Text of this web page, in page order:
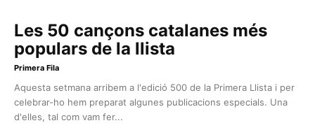
Les 50 cançons catalanes més
populars de la llista
Primera Fila
Aquesta setmana arribem a l'edició 500 de la Primera Llista i per
celebrar-ho hem preparat algunes publicacions especials. Una
d'elles, tal com vam fer...